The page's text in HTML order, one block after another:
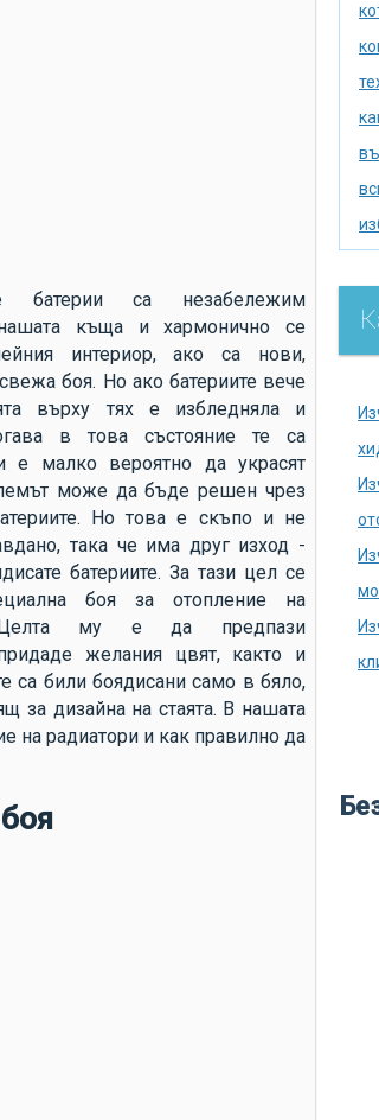
батерии са незабележим
къща и хармонично се
интериор, ако са нови,
боя. Но ако батериите вече
върху тях е избледняла и
в това състояние те са
е малко вероятно да украсят
може да бъде решен чрез
Но това е скъпо и не
така че има друг изход -
батериите. За тази цел се
боя за отопление на
Целта му е да предпази
желания цвят, както и
са били боядисани само в бяло,
за дизайна на стаята. В нашата
на радиатори и как правилно да